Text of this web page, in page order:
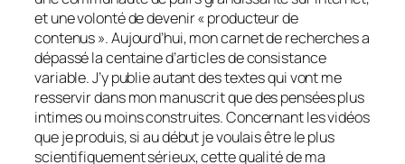
et une volonté de devenir « producteur de
contenus ». Aujourd’hui, mon carnet de recherches a
dépassé la centaine d’articles de consistance
variable. J’y publie autant des textes qui vont me
resservir dans mon manuscrit que des pensées plus
intimes ou moins construites. Concernant les vidéos
que je produis, si au début je voulais être le plus
scientifiquement sérieux, cette qualité de ma